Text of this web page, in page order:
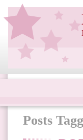
Posts